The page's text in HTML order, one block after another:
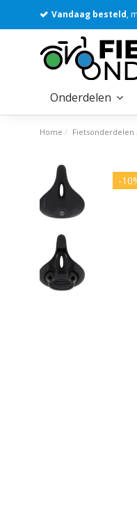
Vandaag besteld,
Onderdelen
Home Fietsonderdelen
-